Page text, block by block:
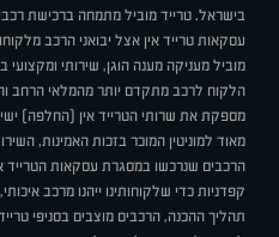
בישראל. טרייד מוביל מתמחה ברכישת
עסקאות טרייד אין אצל יבואני הרכב
מוביל מעניקה מענה הוגן, שירותי
הלקוח לרכב מתקדם יותר מהמלאי הרחב
מספקת את שרותי הטרייד אין (החלפה)
מאוד למוניטין המוכר בזכות האמינות,
הרכבים שנרכשו במסגרת עסקאות הטרייד
קפדניות כדי שלקוחותינו ייהנו מרכב
תהליך ההכנה, הרכבים מוצבים בסניפי